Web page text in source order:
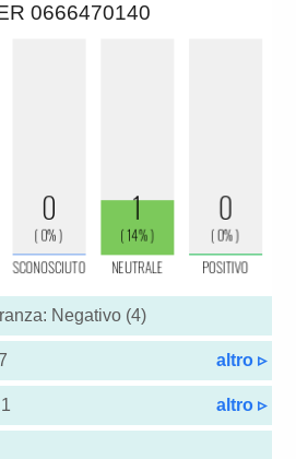
0666470140
Negativo (4)
altro ▹
altro ▹